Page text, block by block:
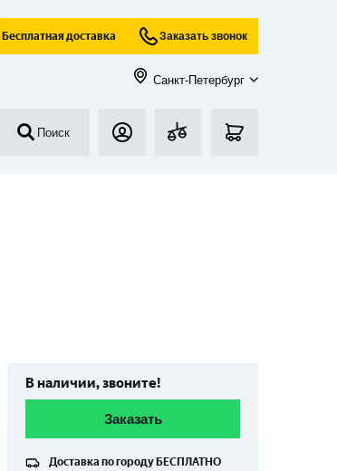
Бесплатная доставка Заказать звонок
Санкт-Петербург
Поиск
В наличии, звоните!
Заказать
Доставка по городу БЕСПЛАТНО